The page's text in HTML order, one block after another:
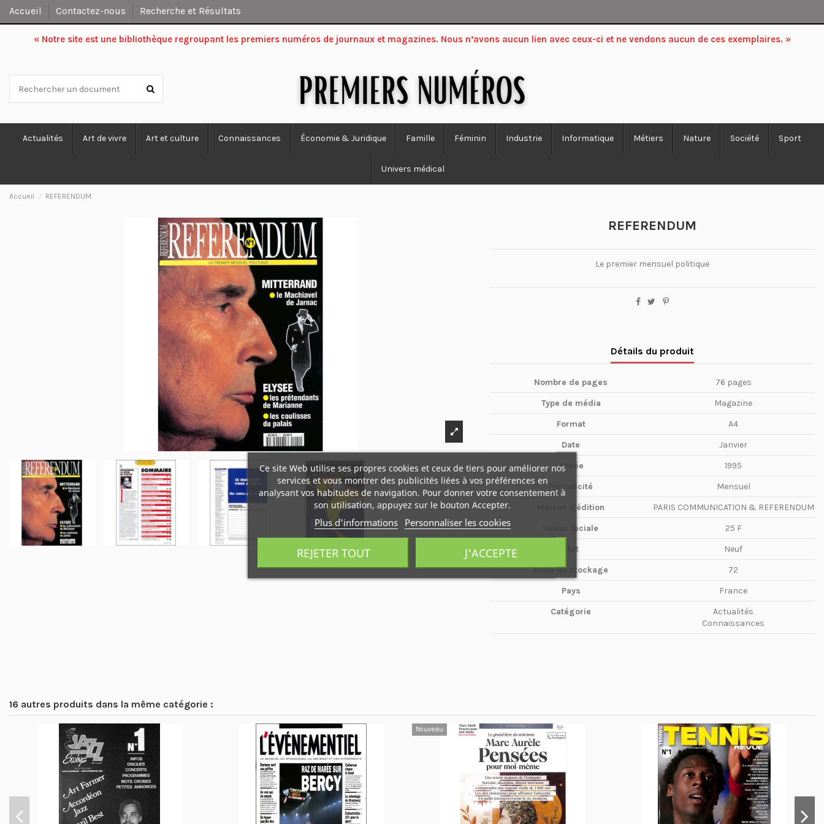
Accueil Contactez-nous Recherche et Résultats
« Notre site est une bibliothèque regroupant les premiers numéros de journaux et magazines. Nous n’avons aucun lien avec ceux-ci et ne vendons aucun de ces exemplaires. »
Actualités Art de vivre Art et culture Connaissances Économie & Juridique Famille Féminin Industrie Informatique Métiers Nature Société Sport
Univers médical
Accueil REFERENDUM
REFERENDUM
Le premier mensuel politique
Détails du produit
Nombre de pages
76 pages
Type de média
Magazine
Format
A4
Date
Janvier
Année
1995
Périodicité
Mensuel
Maison d'édition
PARIS COMMUNICATION & REFERENDUM
Valeur faciale
25 F
Etat
Neuf
Boîte de stockage
72
Pays
France
Catégorie
Actualités
Connaissances
16 autres produits dans la même catégorie :
Nouveau
Ce site Web utilise ses propres cookies et ceux de tiers pour améliorer nos
services et vous montrer des publicités liées à vos préférences en
analysant vos habitudes de navigation. Pour donner votre consentement à
son utilisation, appuyez sur le bouton Accepter.
Plus d'informations Personnaliser les cookies
REJETER TOUT J'ACCEPTE